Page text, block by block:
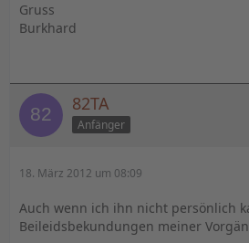
Gruss
Burkhard
82TA
Anfänger
18. März 2012 um 08:09
Auch wenn ich ihn nicht persönlich
Beileidsbekundungen meiner